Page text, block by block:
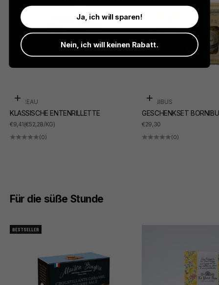
In den Warenkorb
SUDREAU
KLASSISCHE ENTENRILLETTE
ANGEBOT
€9,41(€52,28/KG)
(0)
In den Warenkorb
BORNIBUS
GESCHENKSET
ANGEBOT
€29,30
(0)
Für die süße Stunde
BESTSELLER
Ja, ich will sparen!
Nein, ich will keinen Rabatt.